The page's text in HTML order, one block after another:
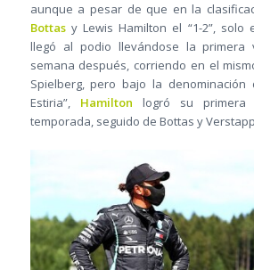
aunque a pesar de que en la
Bottasy Lewis Hamilton el “1-2”, solo
llegó al podio llevándose la primera
semana después, corriendo en el
Spielberg, pero bajo la denominación
Estiria”, Hamilton logró su
temporada, seguido de Bottas y